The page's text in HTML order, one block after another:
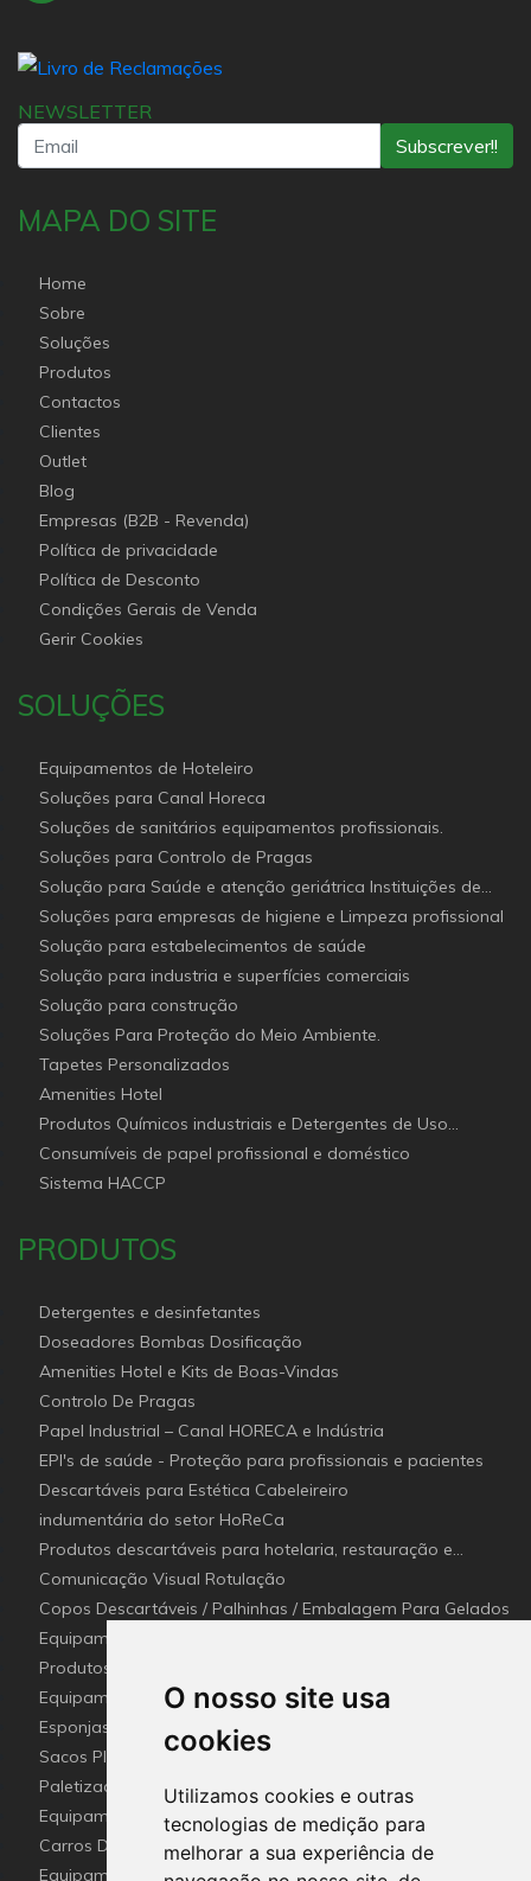
O nosso site usa
cookies
Utilizamos cookies e outras
tecnologias de medição para
melhorar a sua experiência de
NEWSLETTER
Subscrever!!
MAPA DO SITE
Home
Sobre
Soluções
Produtos
Contactos
Clientes
Outlet
Blog
Empresas (B2B - Revenda)
Política de privacidade
Política de Desconto
Condições Gerais de Venda
Gerir Cookies
SOLUÇÕES
Equipamentos de Hoteleiro
Soluções para Canal Horeca
Soluções de sanitários equipamentos profissionais.
Soluções para Controlo de Pragas
Solução para Saúde e atenção geriátrica Instituições de
Apoio Social
Soluções para empresas de higiene e Limpeza profissional
Solução para estabelecimentos de saúde
Solução para industria e superfícies comerciais
Solução para construção
Soluções Para Proteção do Meio Ambiente.
Tapetes Personalizados
Amenities Hotel
Produtos Químicos industriais e Detergentes de Uso
Profissional e doméstico
Consumíveis de papel profissional e doméstico
Sistema HACCP
PRODUTOS
Detergentes e desinfetantes
Doseadores Bombas Dosificação
Amenities Hotel e Kits de Boas-Vindas
Controlo De Pragas
Papel Industrial – Canal HORECA e Indústria
EPI's de saúde - Proteção para profissionais e pacientes
Descartáveis para Estética Cabeleireiro
indumentária do setor HoReCa
Produtos descartáveis para hotelaria, restauração e
catering (Canal Horeca)
Comunicação Visual Rotulação
Copos Descartáveis / Palhinhas / Embalagem Para Gelados
Equipamentos para Setor - Hotelaria e Restauração
(Horeca)
Produtos e utensílios Detetaveis para a Indústria Alimentar
Equipamentos e Utensílios de Limpeza
Esponjas esfregões inox e Fibras (Disco de limpeza)
industriais
Sacos Plástico e Mangas de lavandaria Industrial
Paletização e embalagem industrial
Equipamento De Hotel HO.RE.CA
Carros De Apoio & Baldes De Limpeza
Equipamentos Sanitários Para locais Públicos.